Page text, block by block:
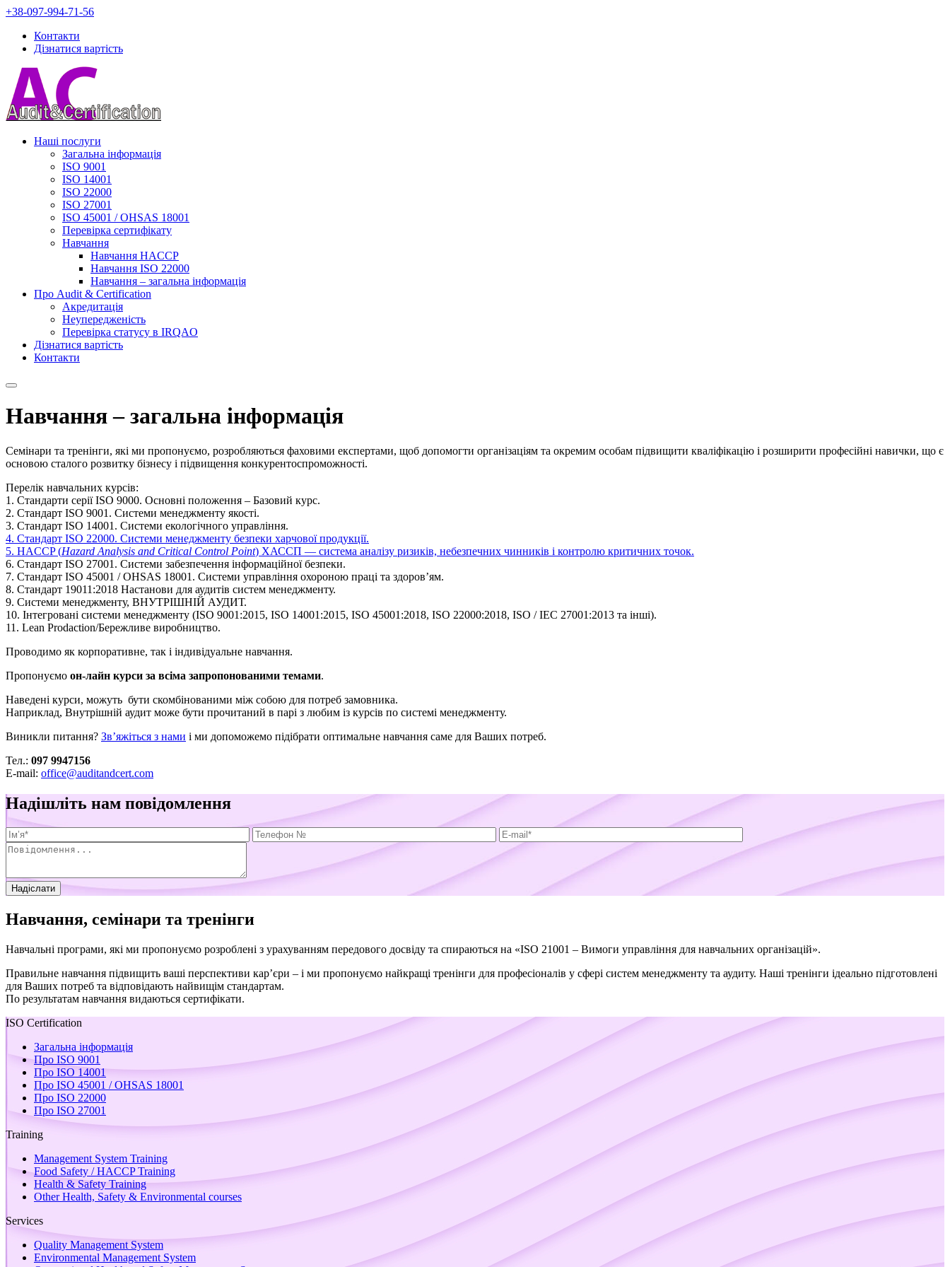
+38-097-994-71-56
Контакти
Дізнатися вартість
Наші послуги
Загальна інформація
ISO 9001
ISO 14001
ISO 22000
ISO 27001
ISO 45001 / OHSAS 18001
Перевірка сертифікату
Навчання
Навчання HACCP
Навчання ISO 22000
Навчання – загальна інформація
Про Audit & Certification
Акредитація
Неупередженість
Перевірка статусу в IRQAO
Дізнатися вартість
Контакти
Навчання – загальна інформація
Семінари та тренінги, які ми пропонуємо, розробляються фаховими експертами, щоб допомогти організаціям та окремим особам підвищити кваліфікацію і розширити професійні навички, що є
основою сталого розвитку бізнесу і підвищення конкурентоспроможності.
Перелік навчальних курсів:
1. Стандарти серії ISO 9000. Основні положення – Базовий курс.
2. Стандарт ISO 9001. Системи менеджменту якості.
3. Стандарт ISO 14001. Системи екологічного управління.
4. Стандарт ISO 22000. Системи менеджменту безпеки харчової продукції.
5. HACCP (Hazard Analysis and Critical Control Point) ХАССП — система аналізу ризиків, небезпечних чинників і контролю критичних точок.
6. Стандарт ISO 27001. Системи забезпечення інформаційної безпеки.
7. Стандарт ISO 45001 / OHSAS 18001. Системи управління охороною праці та здоров’ям.
8. Стандарт 19011:2018 Настанови для аудитів систем менеджменту.
9. Системи менеджменту, ВНУТРІШНІЙ АУДИТ.
10. Інтегровані системи менеджменту (ISO 9001:2015, ISO 14001:2015, ISO 45001:2018, ISO 22000:2018, ISO / IEC 27001:2013 та інші).
11. Lean Prodaction/Бережливе виробництво.
Проводимо як корпоративне, так і індивідуальне навчання.
Пропонуємо он-лайн курси за всіма запропонованими темами.
Наведені курси, можуть бути скомбінованими між собою для потреб замовника.
Наприклад, Внутрішній аудит може бути прочитаний в парі з любим із курсів по системі менеджменту.
Виникли питання? Зв’яжіться з нами і ми допоможемо підібрати оптимальне навчання саме для Ваших потреб.
Тел.: 097 9947156
E-mail: office@auditandcert.com
Надішліть нам повідомлення
Навчання, семінари та тренінги
Навчальні програми, які ми пропонуємо розроблені з урахуванням передового досвіду та спираються на «ISO 21001 – Вимоги управління для навчальних організацій».
Правильне навчання підвищить ваші перспективи кар’єри – і ми пропонуємо найкращі тренінги для професіоналів у сфері систем менеджменту та аудиту. Наші тренінги ідеально підготовлені
для Ваших потреб та відповідають найвищім стандартам.
По результатам навчання видаються сертифікати.
ISO Certification
Загальна інформація
Про ISO 9001
Про ISO 14001
Про ISO 45001 / OHSAS 18001
Про ISO 22000
Про ISO 27001
Training
Management System Training
Food Safety / HACCP Training
Health & Safety Training
Other Health, Safety & Environmental courses
Services
Quality Management System
Environmental Management System